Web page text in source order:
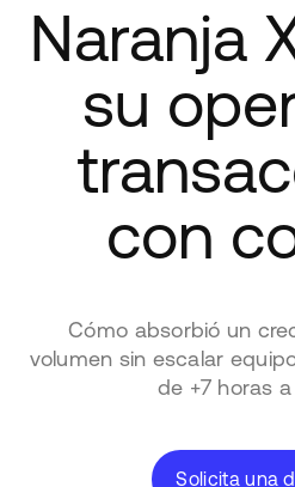
Naranja
su
con
Cómo absorbió un
volumen sin escalar
de +7 horas
Solicita una